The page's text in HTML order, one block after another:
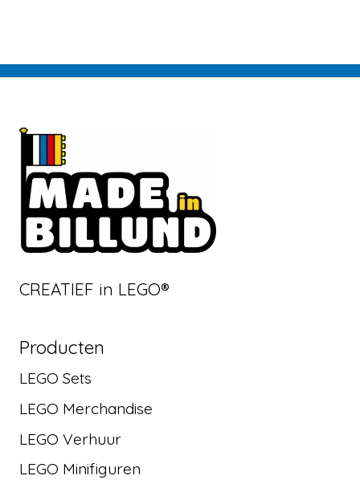
CREATIEF in LEGO®
Producten
LEGO Sets
LEGO Merchandise
LEGO Verhuur
LEGO Minifiguren